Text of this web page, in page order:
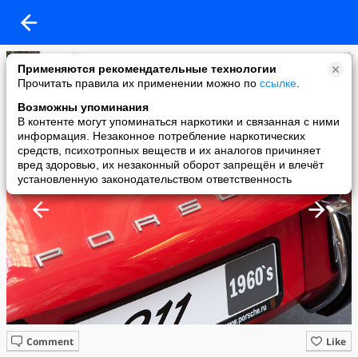
Применяются рекомендательные технологии
Прочитать правила их применении можно по ссылке
Возможны упоминания
В контенте могут упоминаться наркотики и связанная с ними
информация. Незаконное потребление наркотических
средств, психотропных веществ и их аналогов причиняет
вред здоровью, их незаконный оборот запрещён и влечёт
установленную законодательством ответственность
Юрий Назаров
added a photo
18 Apr в 13:57
Like
Comment